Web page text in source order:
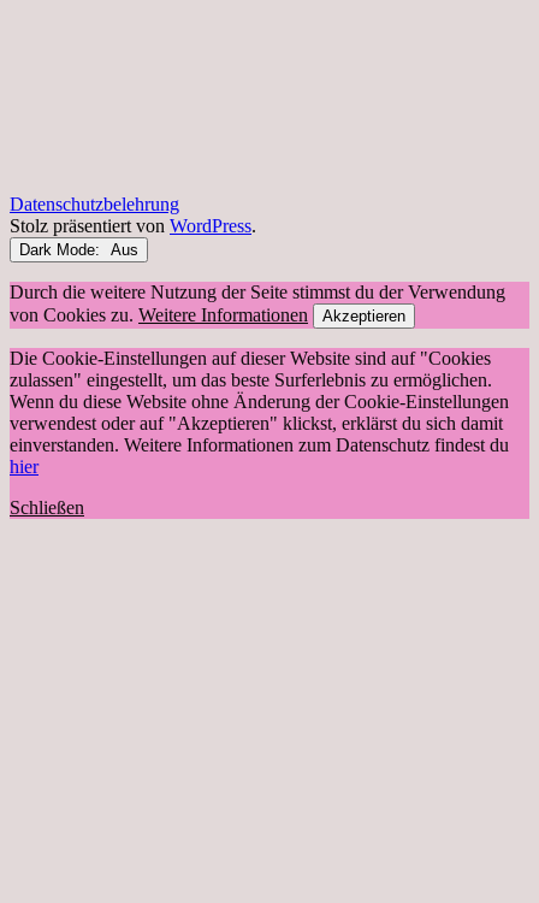
Datenschutzbelehrung
Stolz präsentiert von WordPress.
Dark Mode:
Durch die weitere Nutzung der Seite stimmst du der Verwendung
von Cookies zu. Weitere Informationen Akzeptieren
Die Cookie-Einstellungen auf dieser Website sind auf "Cookies
zulassen" eingestellt, um das beste Surferlebnis zu ermöglichen.
Wenn du diese Website ohne Änderung der Cookie-Einstellungen
verwendest oder auf "Akzeptieren" klickst, erklärst du sich damit
einverstanden. Weitere Informationen zum Datenschutz findest du
hier
Schließen